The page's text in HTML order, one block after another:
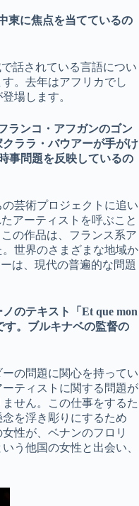
東に焦点を当てているの
話されている言語につい
。去年はアフリカでし
場します。
ランコ・アフガンのゴン
ララ・バウアーが手がけ
事問題を反映しているの
芸術プロジェクトに追い
アーティストを呼ぶこと
の作品は、フランス系ア
世界のさまざまな地域か
は、現代の普遍的な問題
のテキスト「Et que mon
す。ブルキナベの監督の
の問題に関心を持ってい
ティストに関する問題が
せん。この仕事をするた
を浮き彫りにするため
性が、ベナンのフロリ
う他国の女性と出会い、